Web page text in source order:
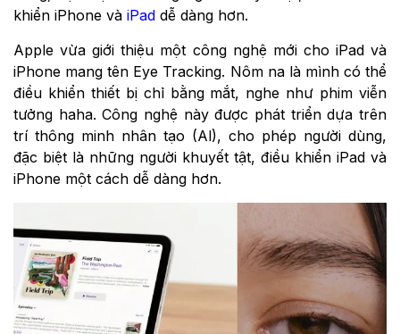
khiển iPhone và iPad dễ dàng hơn.
Apple vừa giới thiệu một công nghệ mới cho iPad và
iPhone mang tên Eye Tracking. Nôm na là mình có thể
điều khiển thiết bị chỉ bằng mắt, nghe như phim viễn
tưởng haha. Công nghệ này được phát triển dựa trên
trí thông minh nhân tạo (Al), cho phép người dùng,
đặc biệt là những người khuyết tật, điều khiển iPad và
iPhone một cách dễ dàng hơn.